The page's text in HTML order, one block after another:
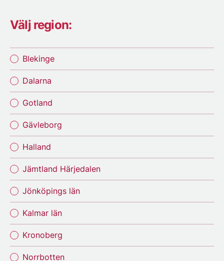
Välj region:
Blekinge
Dalarna
Gotland
Gävleborg
Halland
Jämtland Härjedalen
Jönköpings län
Kalmar län
Kronoberg
Norrbotten